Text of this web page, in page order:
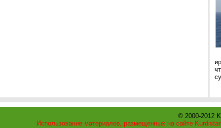
© 2000-2012
Использование материалов, размещенных на сайте